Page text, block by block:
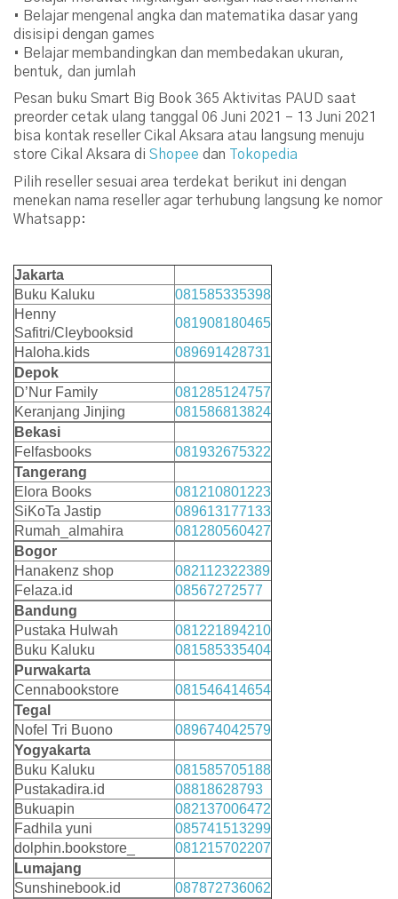
• Belajar mengenal angka dan matematika dasar yang
disisipi dengan games
• Belajar membandingkan dan membedakan ukuran,
bentuk, dan jumlah
Pesan buku Smart Big Book 365 Aktivitas PAUD saat
preorder cetak ulang tanggal 06 Juni 2021 – 13 Juni 2021
bisa kontak reseller Cikal Aksara atau langsung menuju
store Cikal Aksara di Shopee dan
Tokopedia
Pilih reseller sesuai area terdekat berikut ini dengan
menekan nama reseller agar terhubung langsung ke nomor
Whatsapp:
Jakarta
Buku Kaluku
081585335398
Henny
Safitri/Cleybooksid
081908180465
Haloha.kids
089691428731
Depok
D’Nur Family
081285124757
Keranjang Jinjing
081586813824
Bekasi
Felfasbooks
081932675322
Tangerang
Elora Books
081210801223
SiKoTa Jastip
089613177133
Rumah_almahira
081280560427
Bogor
Hanakenz shop
082112322389
Felaza.id
08567272577
Bandung
Pustaka Hulwah
081221894210
Buku Kaluku
081585335404
Purwakarta
Cennabookstore
081546414654
Tegal
Nofel Tri Buono
089674042579
Yogyakarta
Buku Kaluku
081585705188
Pustakadira.id
08818628793
Bukuapin
082137006472
Fadhila yuni
085741513299
dolphin.bookstore_
081215702207
Lumajang
Sunshinebook.id
087872736062